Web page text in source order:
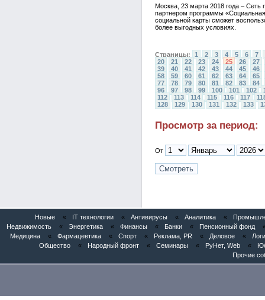
Москва, 23 марта 2018 года – Сеть
партнером программы
социальной карты сможет
более выгодных условиях.
Страницы: 1 2 3 4 5 6
7
20
21 22 23 24 25 26
27
39
40 41 42 43 44 45
46
58
59 60 61 62 63 64
65
77
78 79 80 81 82 83
84
96
97 98 99 100 101 102
112
113 114 115 116 117
128
129 130 131 132 133
Просмотр за период:
От
Новые « IT технологии « Антивирусы « Аналитика «
Недвижимость
« Энергетика « Финансы « Банки « Пенсионный фонд
Медицина
« Фармацевтика « Спорт « Реклама, PR « Деловое «
Общество
« Народный фронт « Семинары « РуНет, Web «
Прочие